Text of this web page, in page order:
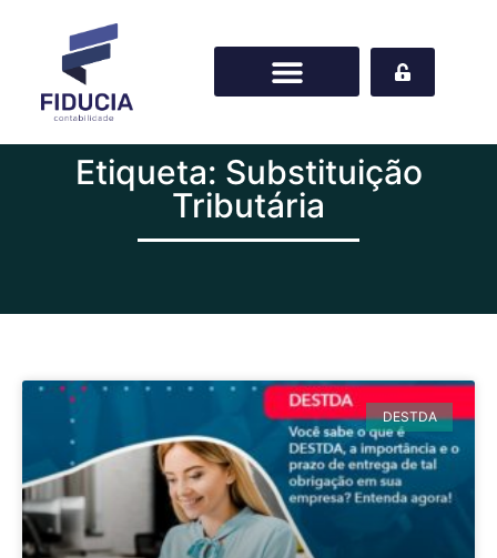
Etiqueta: Substituição
Tributária
DESTDA